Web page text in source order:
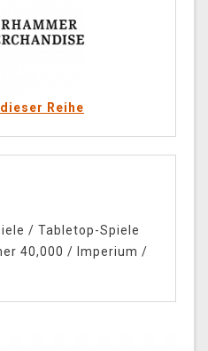
Reihe
/ Tabletop-Spiele
40,000 / Imperium /